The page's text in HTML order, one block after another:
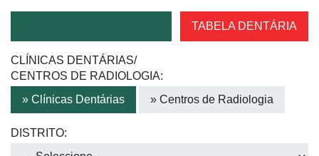
TABELA DENTÁRIA
CLÍNICAS DENTÁRIAS/
CENTROS DE RADIOLOGIA:
» Clínicas Dentárias
» Centros de Radiologia
DISTRITO: